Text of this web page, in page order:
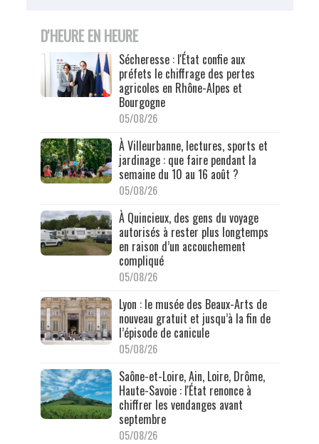
D'HEURE EN HEURE
Sécheresse : l'État confie aux
préfets le chiffrage des pertes
agricoles en Rhône-Alpes et
Bourgogne
05/08/26
À Villeurbanne, lectures, sports et
jardinage : que faire pendant la
semaine du 10 au 16 août ?
05/08/26
À Quincieux, des gens du voyage
autorisés à rester plus longtemps
en raison d’un accouchement
compliqué
05/08/26
Lyon : le musée des Beaux-Arts de
nouveau gratuit et jusqu’à la fin de
l’épisode de canicule
05/08/26
Saône-et-Loire, Ain, Loire, Drôme,
Haute-Savoie : l'État renonce à
chiffrer les vendanges avant
septembre
05/08/26